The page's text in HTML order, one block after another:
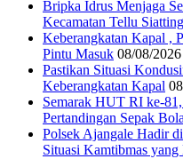
Bripka Idrus Menjaga
Kecamatan Tellu
Keberangkatan Kapal ,
Pintu Masuk 08/08/2026
Pastikan Situasi
Keberangkatan Kapal
Semarak HUT RI ke-
Pertandingan Sepak
Polsek Ajangale Hadir
Situasi Kamtibmas